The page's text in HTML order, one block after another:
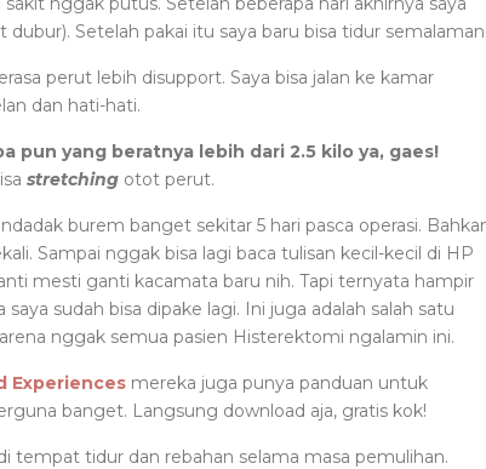
Setelah pakai itu saya baru bisa tidur semalaman.
perut lebih disupport. Saya bisa jalan ke kamar
dan hati-hati.
pun yang beratnya lebih dari 2.5 kilo ya, gaes!
stretching otot perut.
burem banget sekitar 5 hari pasca operasi.
Sampai nggak bisa lagi baca tulisan kecil-kecil di HP
mesti ganti kacamata baru nih. Tapi ternyata hampir
sudah bisa dipake lagi. Ini juga adalah salah satu
nggak semua pasien Histerektomi ngalamin ini.
Experiences mereka juga punya panduan untuk
banget. Langsung download aja, gratis kok!
tempat tidur dan rebahan selama masa pemulihan.